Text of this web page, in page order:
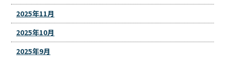
2025年11月
2025年10月
2025年9月